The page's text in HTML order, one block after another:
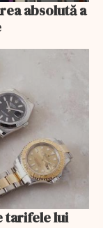
absolută a
tarifele lui